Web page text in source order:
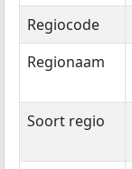
Regiocode
Regionaam
Soort regio